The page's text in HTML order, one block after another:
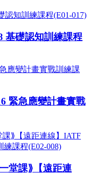
基礎認知訓練課程
緊急應變計畫實戰
堂課⟫【遠距連